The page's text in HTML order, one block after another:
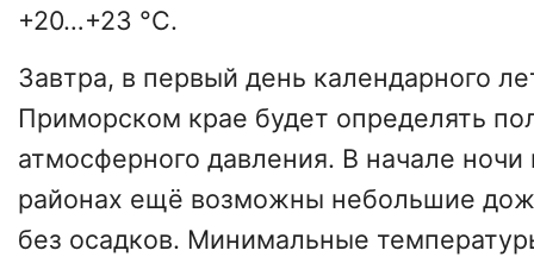
+20…+23 °C.
Завтра, в первый день календарного
Приморском крае будет определять
атмосферного давления. В начале ночи
районах ещё возможны небольшие
без осадков. Минимальные